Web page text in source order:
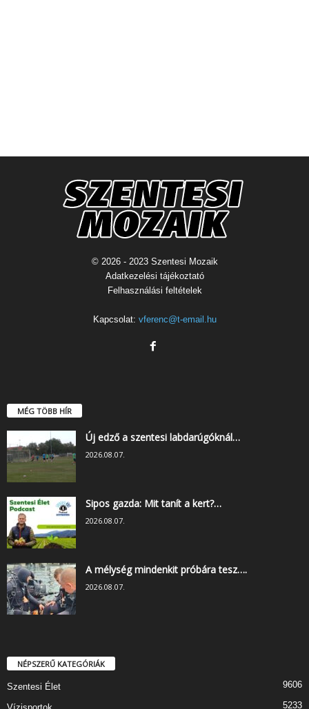
© 2026 - 2023 Szentesi Mozaik
Adatkezelési tájékoztató
Felhasználási feltételek
Kapcsolat: vferenc@t-email.hu
MÉG TÖBB HÍR
Új edző a szentesi labdarúgóknál…
2026.08.07.
Sipos gazda: Mit tanít a kert?…
2026.08.07.
A mélység mindenkit próbára tesz….
2026.08.07.
NÉPSZERŰ KATEGÓRIÁK
Szentesi Élet 9606
5233